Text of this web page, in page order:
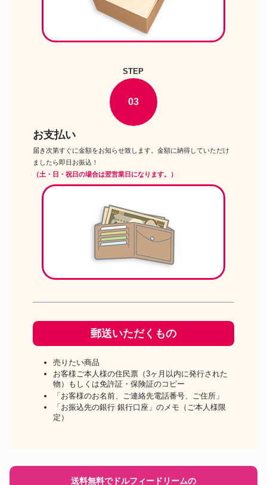
STEP
03
お支払い
届き次第すぐに金額をお知らせ致します。金額に納得していただけ
ましたら即日お振込！
（土・日・祝日の場合は翌営業日になります。）
郵送いただくもの
売りたい商品
お客様ご本人様の住民票（3ヶ月以内に発行された
物）もしくは免許証・保険証のコピー
「お客様のお名前、ご連絡先電話番号、ご住所」
「お振込先の銀行 銀行口座」のメモ（ご本人様限
定）
送料無料でドルフィードリームの